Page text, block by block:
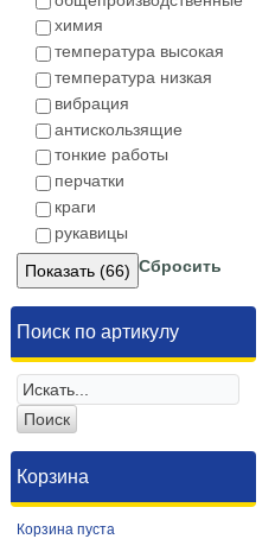
химия
температура высокая
температура низкая
вибрация
антискользящие
тонкие работы
перчатки
краги
рукавицы
Сбросить
Поиск по артикулу
Корзина
Корзина пуста